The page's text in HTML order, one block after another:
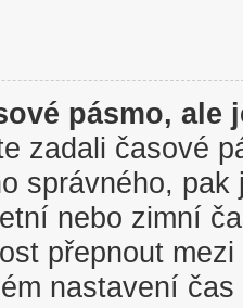
pásmo, ale
zadali časové
správného, pak
nebo zimní
přepnout
nastavení